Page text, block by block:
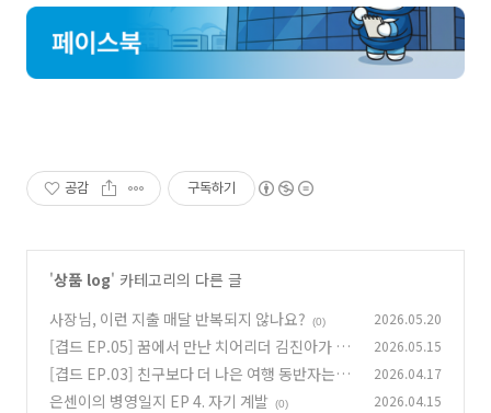
공감 구독하기
'상품 log' 카테고리의 다른 글
사장님, 이런 지출 매달 반복되지 않나요?
(0) 2026.05.20
[겹드 EP.05] 꿈에서 만난 치어리더 김진아가 준
카드의 정체는? (0)
2026.05.15
[겹드 EP.03] 친구보다 더 나은 여행 동반자는? I
-Travel 카드!
(1)
2026.04.17
은센이의 병영일지 EP 4. 자기 계발 (0) 2026.04.15